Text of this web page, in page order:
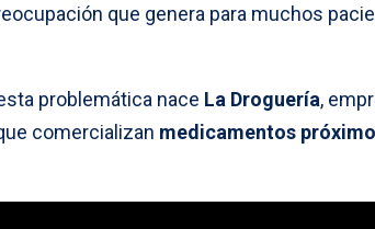
que genera para muchos
problemática nace La Droguería,
comercializan medicamentos